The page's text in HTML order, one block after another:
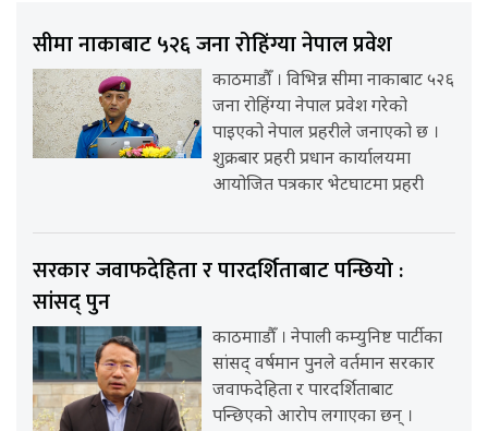
सीमा नाकाबाट ५२६ जना रोहिंग्या नेपाल प्रवेश
काठमाडौँ । विभिन्न सीमा नाकाबाट ५२६
जना रोहिंग्या नेपाल प्रवेश गरेको
पाइएको नेपाल प्रहरीले जनाएको छ ।
शुक्रबार प्रहरी प्रधान कार्यालयमा
आयोजित पत्रकार भेटघाटमा प्रहरी
सरकार जवाफदेहिता र पारदर्शिताबाट पन्छियो :
सांसद् पुन
काठमााडौँ । नेपाली कम्युनिष्ट पार्टीका
सांसद् वर्षमान पुनले वर्तमान सरकार
जवाफदेहिता र पारदर्शिताबाट
पन्छिएको आरोप लगाएका छन् ।